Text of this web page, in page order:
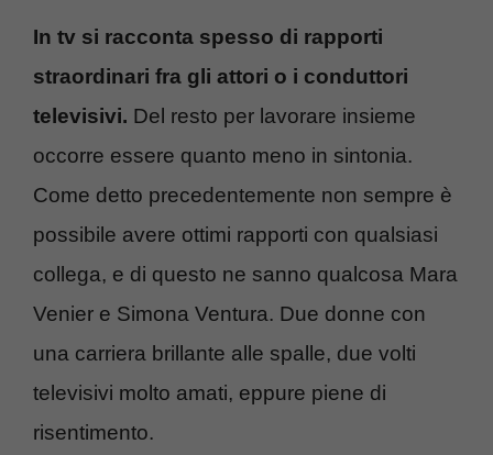
In tv si racconta spesso di rapporti
straordinari fra gli attori o i conduttori
televisivi. Del resto per lavorare insieme
occorre essere quanto meno in sintonia.
Come detto precedentemente non sempre è
possibile avere ottimi rapporti con qualsiasi
collega, e di questo ne sanno qualcosa Mara
Venier e Simona Ventura. Due donne con
una carriera brillante alle spalle, due volti
televisivi molto amati, eppure piene di
risentimento.